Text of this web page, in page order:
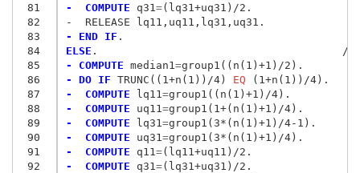
81
82
83
84
85
86
87
88
89
90
91
92
-  COMPUTE q31 =
-  RELEASE lq11,uq11,lq31,uq31.
- END IF
ELSE
- COMPUTE median1 =
- DO IF TRUNC((1+n(1))/4) EQ
-  COMPUTE lq11 =
-  COMPUTE uq11 =
-  COMPUTE lq31 =
-  COMPUTE uq31 =
-  COMPUTE q11 =
-  COMPUTE q31 =